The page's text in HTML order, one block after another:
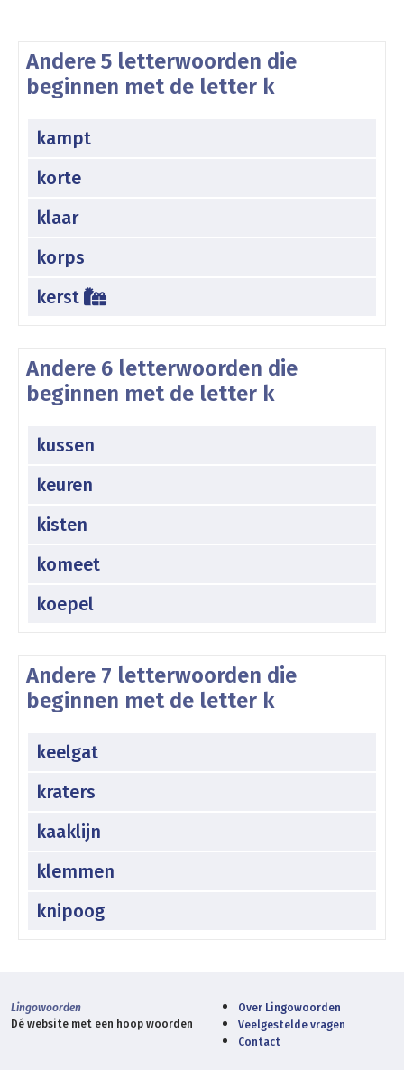
Andere 5 letterwoorden die
beginnen met de letter k
kampt
korte
klaar
korps
kerst
Andere 6 letterwoorden die
beginnen met de letter k
kussen
keuren
kisten
komeet
koepel
Andere 7 letterwoorden die
beginnen met de letter k
keelgat
kraters
kaaklijn
klemmen
knipoog
Lingowoorden
Dé website met een hoop woorden
Over Lingowoorden
Veelgestelde vragen
Contact